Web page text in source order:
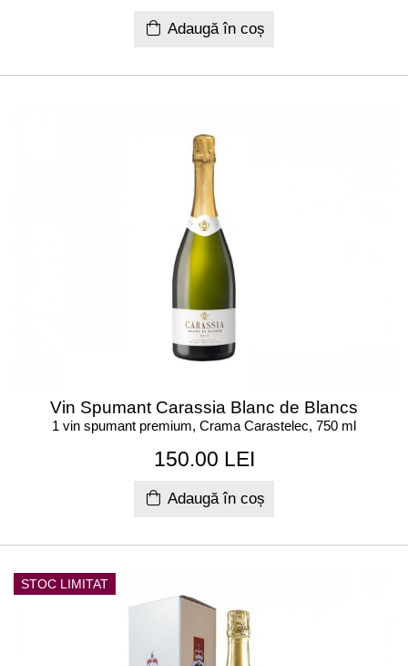
Adaugă în coș
Vin Spumant Carassia Blanc de Blancs
1 vin spumant premium, Crama Carastelec, 750 ml
150.00 LEI
Adaugă în coș
STOC LIMITAT